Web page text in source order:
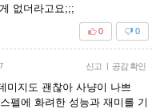
없더라고요;;;
0
0
신고 | 공감 확인
미지도 괜찮아 사냥이 나쁘
펠에 화려한 성능과 재미를 기